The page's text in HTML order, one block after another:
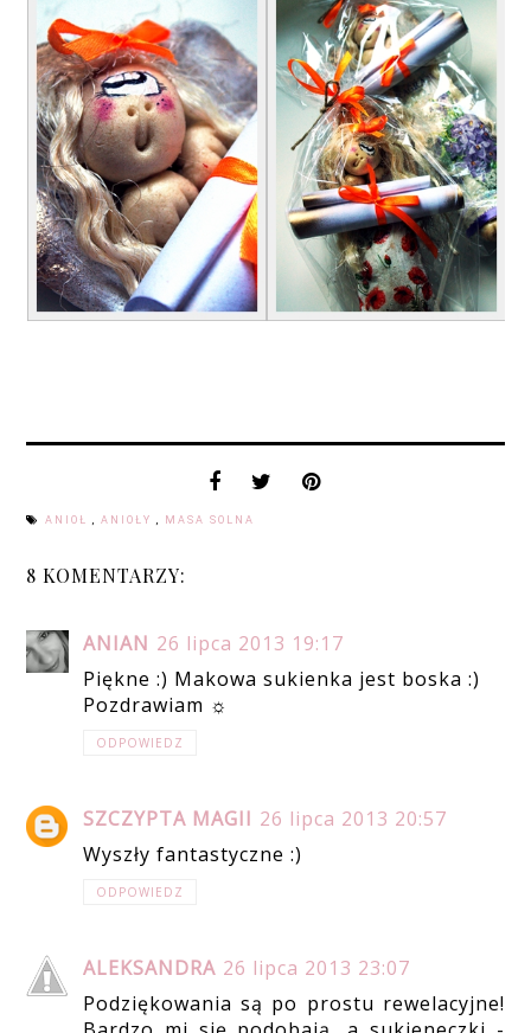
ANIOŁ ,ANIOŁY MASA SOLNA
8 KOMENTARZY:
ANIAN 26 lipca 2013 19:17
Piękne :) Makowa sukienka jest boska :)
Pozdrawiam ☼
ODPOWIEDZ
SZCZYPTA MAGII 26 lipca 2013 20:57
Wyszły fantastyczne :)
ODPOWIEDZ
ALEKSANDRA 26 lipca 2013 23:07
Podziękowania są po prostu rewelacyjne!